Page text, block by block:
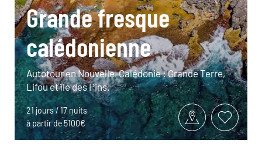
Grande fresque
calédonienne
Autotour en Nouvelle-Calédonie : Grande Terre,
Lifou et île des Pins.
21 jours / 17 nuits
à partir de 5100€